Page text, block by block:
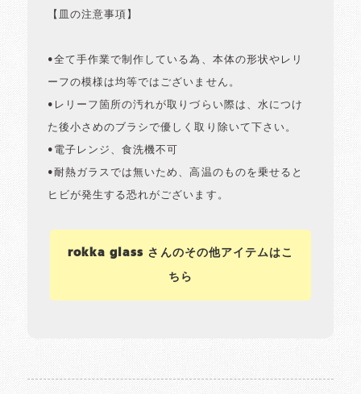
【皿の注意事項】
•全て手作業で制作している為、本体の形状やレリ
ーフの模様は均等ではございません。
•レリーフ箇所の汚れが取りづらい際は、水につけ
た後小さめのブラシで優しく取り除いて下さい。
•電子レンジ、食洗機不可
•耐熱ガラスでは無いため、高温のものを乗せると
ヒビが発生する恐れがございます。
rokka glass さんのその他アイテムはこ
ちら